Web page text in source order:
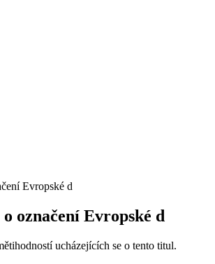
Evropské d
označení Evropské d
ucházejících se o tento titul.